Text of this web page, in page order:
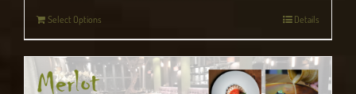
Select Options Details